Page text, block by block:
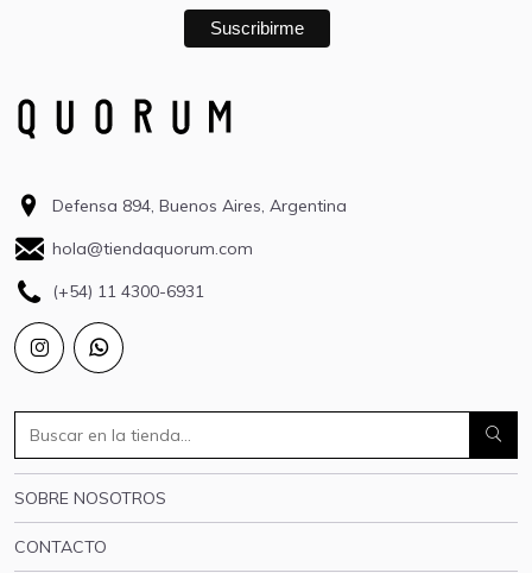
Defensa 894, Buenos Aires, Argentina
hola@tiendaquorum.com
(+54) 11 4300-6931
SOBRE NOSOTROS
CONTACTO